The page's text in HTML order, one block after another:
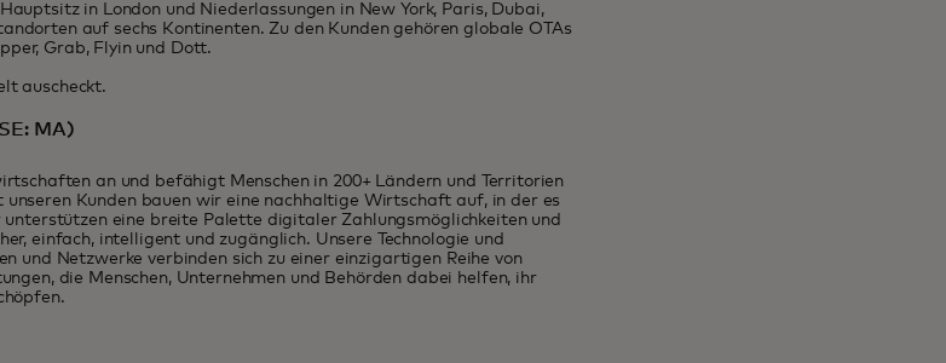
in London und Niederlassungen in New York, Paris, Dubai,
auf sechs Kontinenten. Zu den Kunden gehören globale OTAs
Grab, Flyin und Dott.
auscheckt.
MA)
an und befähigt Menschen in 200+ Ländern und Territorien
Kunden bauen wir eine nachhaltige Wirtschaft auf, in der es
eine breite Palette digitaler Zahlungsmöglichkeiten und
einfach, intelligent und zugänglich. Unsere Technologie und
und Netzwerke verbinden sich zu einer einzigartigen Reihe von
die Menschen, Unternehmen und Behörden dabei helfen, ihr